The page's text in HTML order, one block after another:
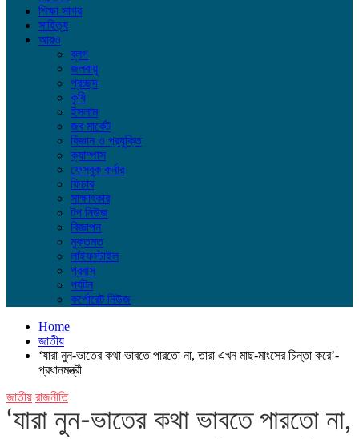
শিক্ষা সাগর
সাহিত্য
আরও
ব্লগ
জলবায়ু
প্রচ্ছদ
কৃষি
ইসলাম
জব মার্কেট
বিজ্ঞান ও প্রযুক্তি
ক্যাম্পাস
ফেসবুক কর্নার
ফিচার
সাক্ষাৎকার
টপ নিউজ
বিজ্ঞাপন
মুক্তমত
লাইফস্টাইল
প্রবাস
পর্যটন
কর্পোরেট নিউজ
Home
জাতীয়
‘যারা নুন-ভাতের কথা ভাবতে পারতো না, তারা এখন মাছ-মাংসের চিন্তা করে’-
প্রধানমন্ত্রী
জাতীয় রাজনীতি
‘যারা নুন-ভাতের কথা ভাবতে পারতো না,